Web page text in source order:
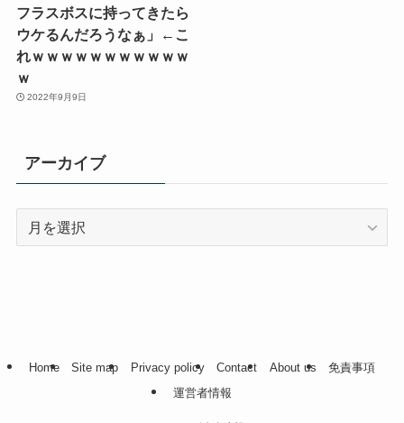
フラスボスに持ってきたら
ウケるんだろうなぁ」←こ
れｗｗｗｗｗｗｗｗｗｗｗ
ｗ
2022年9月9日
アーカイブ
Home Site map Privacy policy Contact About us
免責事項
運営者情報